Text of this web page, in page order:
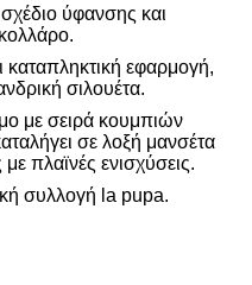
ύφανσης και
καταπληκτική εφαρμογή,
σιλουέτα.
με σειρά κουμπιών
σε λοξή μανσέτα
πλαϊνές ενισχύσεις.
συλλογή la pupa.